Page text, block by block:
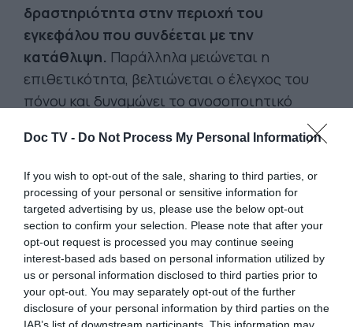
Doc TV - Do Not Process My Personal Information
If you wish to opt-out of the sale, sharing to third parties, or
processing of your personal or sensitive information for
targeted advertising by us, please use the below opt-out
section to confirm your selection. Please note that after your
opt-out request is processed you may continue seeing
interest-based ads based on personal information utilized by
us or personal information disclosed to third parties prior to
your opt-out. You may separately opt-out of the further
disclosure of your personal information by third parties on the
IAB’s list of downstream participants. This information may
δραστηριότητα στην περιοχή του
εγκεφάλου που συνδέεται με την
κατάθλιψη. Παράλληλα μειώνεται η
επιθετικότητα, βελτιώνεται ο έλεγχος του
πόνου και δυναμώνει το ανοσοποιητικό
Υπάρχει ένα ολόκληρο φυλλάδιο «φυσικών»
συνταγογραφήσεων που συνοδεύει το
πρόγραμμα, γεμάτο με προτάσεις. Ανάμεσα
σε άλλα, το πρόγραμμα προτείνει να
φτιάξουμε έργα τέχνης στις παραλίες από
φυσικά υλικά, να φυτέψουμε βολβούς ή να
κάνουμε bird watching. Μάλιστα προτείνουν
διάφορες δραστηριότητες ανά μήνα: Για